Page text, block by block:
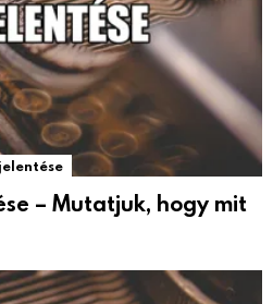
– Mutatjuk, hogy mit